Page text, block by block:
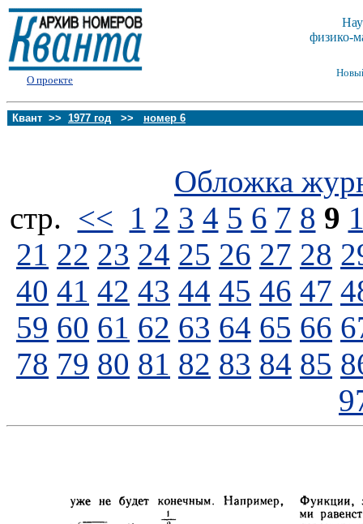
О проекте
физико-
Квант >> 1977 год >> номер 6
Обложка
стp. << 1 2 3 4 5 6 7 8 9
21 22 23 24 25 26 27 28
40 41 42 43 44 45 46 47
59 60 61 62 63 64 65 66
78 79 80 81 82 83 84 85